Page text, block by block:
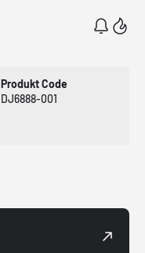
Produkt Code
DJ6888-001